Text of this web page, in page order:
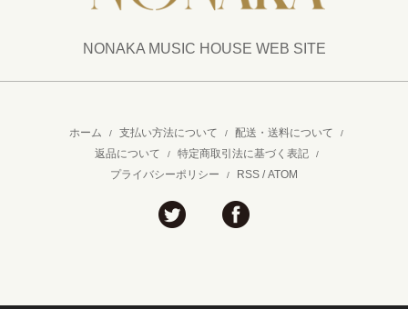
NONAKA MUSIC HOUSE WEB SITE
ホーム / 支払い方法について / 配送・送料について /
返品について / 特定商取引法に基づく表記 /
プライバシーポリシー / RSS /ATOM